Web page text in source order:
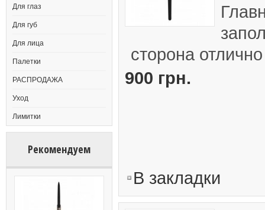
Для глаз
Для губ
Для лица
Палетки
РАСПРОДАЖА
Уход
Лимитки
Рекомендуем
сторона
900 грн.
В закладки